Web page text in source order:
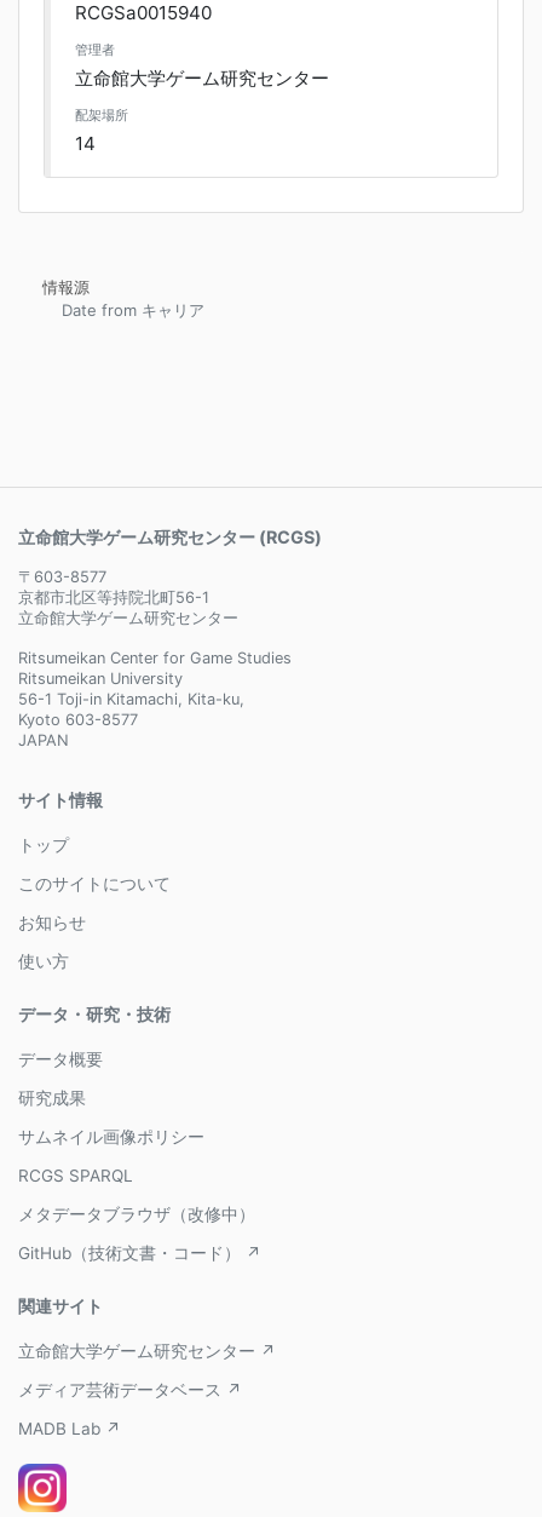
RCGSa0015940
管理者
立命館大学ゲーム研究センター
配架場所
14
情報源
Date from キャリア
立命館大学ゲーム研究センター (RCGS)
〒603-8577
京都市北区等持院北町56-1
立命館大学ゲーム研究センター
Ritsumeikan Center for Game Studies
Ritsumeikan University
56-1 Toji-in Kitamachi, Kita-ku,
Kyoto 603-8577
JAPAN
サイト情報
トップ
このサイトについて
お知らせ
使い方
データ・研究・技術
データ概要
研究成果
サムネイル画像ポリシー
RCGS SPARQL
メタデータブラウザ（改修中）
GitHub（技術文書・コード） ↗
関連サイト
立命館大学ゲーム研究センター ↗
メディア芸術データベース ↗
MADB Lab ↗